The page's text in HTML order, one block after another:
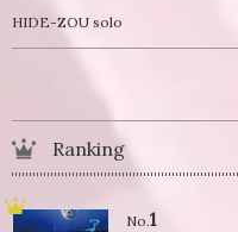
HIDE-ZOU solo
Ranking
No.1